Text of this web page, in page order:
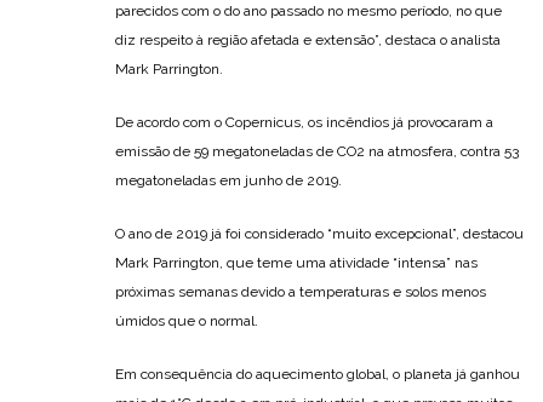
parecidos com o do ano passado no mesmo período, no que
diz respeito à região afetada e extensão”, destaca o analista
Mark Parrington.
De acordo com o Copernicus, os incêndios já provocaram a
emissão de 59 megatoneladas de CO2 na atmosfera, contra 53
megatoneladas em junho de 2019.
O ano de 2019 já foi considerado “muito excepcional”, destacou
Mark Parrington, que teme uma atividade “intensa” nas
próximas semanas devido a temperaturas e solos menos
úmidos que o normal.
Em consequência do aquecimento global, o planeta já ganhou